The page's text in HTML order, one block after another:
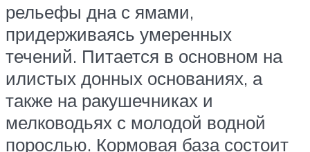
рельефы дна с ямами,
придерживаясь умеренных
течений. Питается в основном на
илистых донных основаниях, а
также на ракушечниках и
мелководьях с молодой водной
порослью. Кормовая база состоит